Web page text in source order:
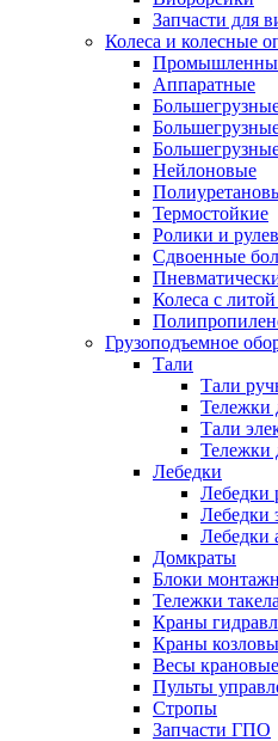
Запчасти для
Колеса и колесные
Аппаратные
Нейлоновые
Термостойкие
Ролики и
Сдвоенные
Колеса с
Грузоподъемное
Тали
Тали
Тележки
Тали
Тележки
Лебедки
Лебедки
Лебедки
Лебедки
Домкраты
Блоки
Тележки
Краны
Краны
Весы крановые
Пульты
Стропы
Запчасти ГПО